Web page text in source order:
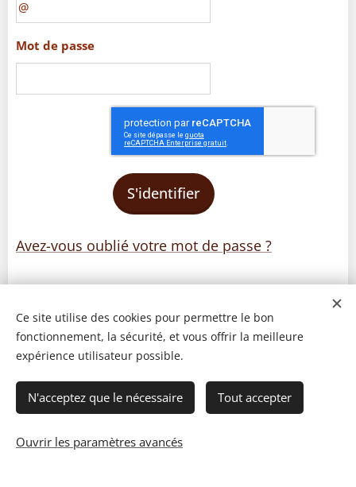
Mot de passe
S'identifier
Avez-vous oublié votre mot de passe ?
© 2023 Les recettes d'Henri-Luc. Tous droits réservés.
Ce site utilise des cookies pour permettre le bon
fonctionnement, la sécurité, et vous offrir la meilleure
expérience utilisateur possible.
N'acceptez que le nécessaire Tout accepter
Ouvrir les paramètres avancés